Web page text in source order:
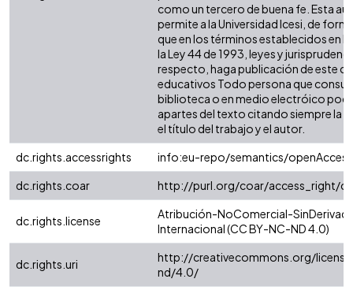
como un tercero de buena fe. Esta
permite a la Universidad Icesi, de
que en los términos establecidos en
la Ley 44 de 1993, leyes y
respecto, haga publicación de este
educativos Todo persona que
biblioteca o en medio electróico
apartes del texto citando siempre la
el título del trabajo y el autor.
dc.rights.accessrights
info:eu-repo/semantics/openAccess
dc.rights.coar
http://purl.org/coar/access_right/
dc.rights.license
Atribución-NoComercial-
Internacional (CC BY-NC-ND 4.0)
dc.rights.uri
http://creativecommons.org/
nd/4.0/